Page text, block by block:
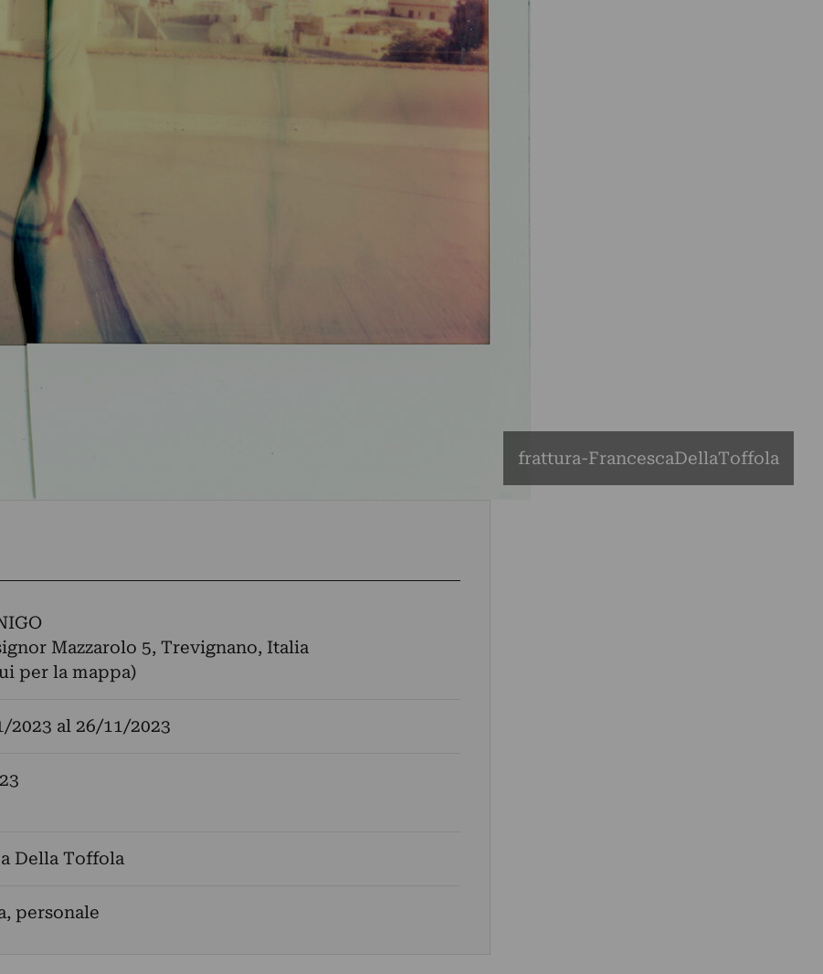
frattura-FrancescaDellaToffola
Mazzarolo 5, Trevignano, Italia
per la mappa)
2023 al 26/11/2023
Della Toffola
personale